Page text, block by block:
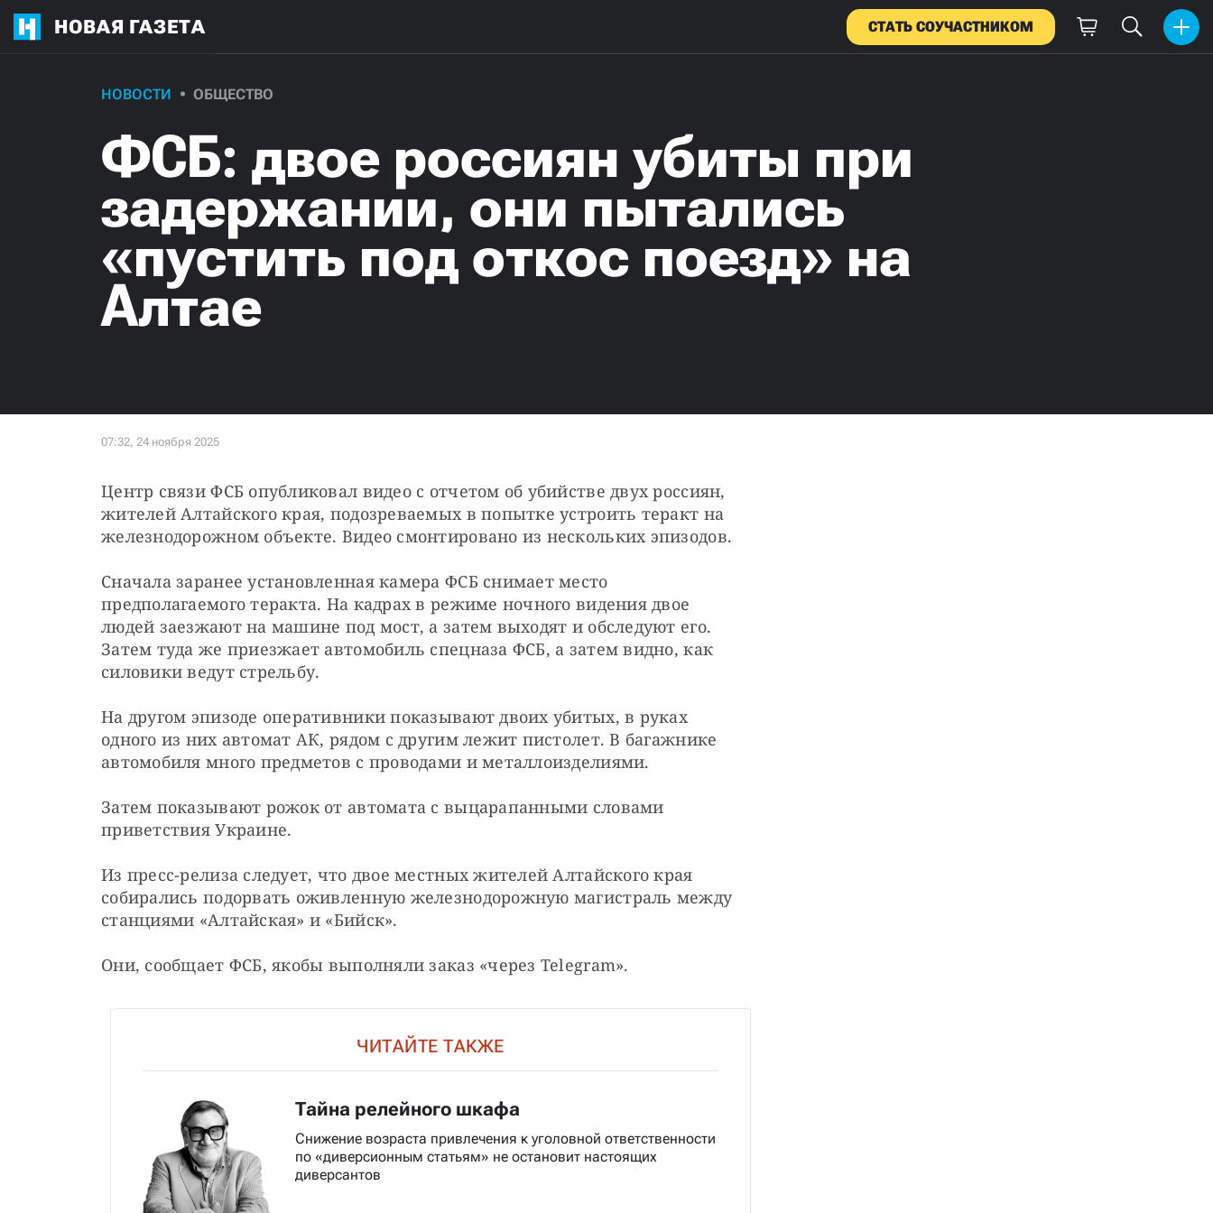
НОВАЯ ГАЗЕТА СТАТЬ СОУЧАСТНИКОМ
НОВОСТИ ОБЩЕСТВО
ФСБ: двое россиян убиты при
задержании, они пытались
«пустить под откос поезд» на
Алтае
Центр связи ФСБ опубликовал видео с отчетом об убийстве двух россиян,
жителей Алтайского края, подозреваемых в попытке устроить теракт на
железнодорожном объекте. Видео смонтировано из нескольких эпизодов.
Сначала заранее установленная камера ФСБ снимает место
предполагаемого теракта. На кадрах в режиме ночного видения двое
людей заезжают на машине под мост, а затем выходят и обследуют его.
Затем туда же приезжает автомобиль спецназа ФСБ, а затем видно, как
силовики ведут стрельбу.
На другом эпизоде оперативники показывают двоих убитых, в руках
одного из них автомат АК, рядом с другим лежит пистолет. В багажнике
автомобиля много предметов с проводами и металлоизделиями.
Затем показывают рожок от автомата с выцарапанными словами
приветствия Украине.
Из пресс-релиза следует, что двое местных жителей Алтайского края
собирались подорвать оживленную железнодорожную магистраль между
станциями «Алтайская» и «Бийск».
Они, сообщает ФСБ, якобы выполняли заказ «через Telegram».
ЧИТАЙТЕ ТАКЖЕ
Тайна релейного шкафа
Снижение возраста привлечения к уголовной ответственности
по «диверсионным статьям» не остановит настоящих
диверсантов